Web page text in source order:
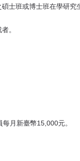
士班或博士班在學研究
。
月新臺幣15,000元。